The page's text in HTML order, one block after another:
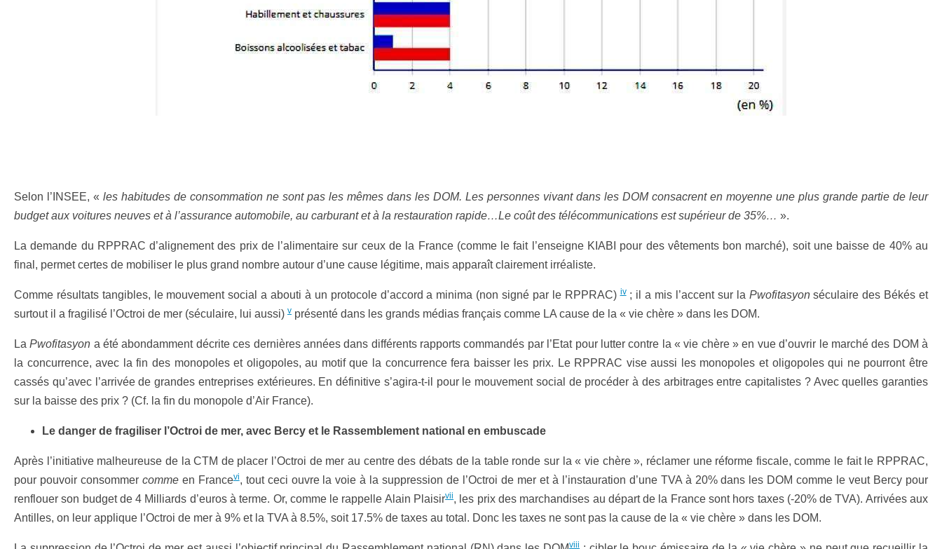
Selon l’INSEE, « les habitudes de consommation ne sont pas les mêmes dans les DOM. Les personnes vivant dans les DOM consacrent en moyenne une plus grande partie de leur
budget aux voitures neuves et à l’assurance automobile, au carburant et à la restauration rapide…Le coût des télécommunications est supérieur de 35%… ».
La demande du RPPRAC d’alignement des prix de l’alimentaire sur ceux de la France (comme le fait l’enseigne KIABI pour des vêtements bon marché), soit une baisse de 40% au
final, permet certes de mobiliser le plus grand nombre autour d’une cause légitime, mais apparaît clairement irréaliste.
Comme résultats tangibles, le mouvement social a abouti à un protocole d’accord a minima (non signé par le RPPRAC) iv; il a mis l’accent sur la Pwofitasyonséculaire des Békés et
surtout il a fragilisé l’Octroi de mer (séculaire, lui aussi) v présenté dans les grands médias français comme LA cause de la « vie chère » dans les DOM.
LaPwofitasyon a été abondamment décrite ces dernières années dans différents rapports commandés par l’Etat pour lutter contre la « vie chère » en vue d’ouvrir le marché des DOM à
la concurrence, avec la fin des monopoles et oligopoles, au motif que la concurrence fera baisser les prix. Le RPPRAC vise aussi les monopoles et oligopoles qui ne pourront être
cassés qu’avec l’arrivée de grandes entreprises extérieures. En définitive s’agira-t-il pour le mouvement social de procéder à des arbitrages entre capitalistes ? Avec quelles garanties
sur la baisse des prix ? (Cf. la fin du monopole d’Air France).
Le danger de fragiliser l’Octroi de mer, avec Bercy et le Rassemblement national en embuscade
Après l’initiative malheureuse de la CTM de placer l’Octroi de mer au centre des débats de la table ronde sur la « vie chère », réclamer une réforme fiscale, comme le fait le RPPRAC,
pour pouvoir consommer commeen Francevi, tout ceci ouvre la voie à la suppression de l’Octroi de mer et à l’instauration d’une TVA à 20% dans les DOM comme le veut Bercy pour
renflouer son budget de 4 Milliards d’euros à terme. Or, comme le rappelle Alain Plaisirvii, les prix des marchandises au départ de la France sont hors taxes (-20% de TVA). Arrivées aux
Antilles, on leur applique l’Octroi de mer à 9% et la TVA à 8.5%, soit 17.5% de taxes au total. Donc les taxes ne sont pas la cause de la « vie chère » dans les DOM.
viii